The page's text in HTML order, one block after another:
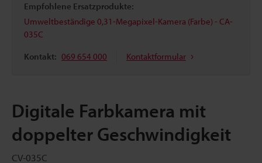
Empfohlene Ersatzprodukte:
Umweltbeständige 0,31-Megapixel-Kamera (Farbe) - CA-
035C
Kontakt: 069 654 000 Kontaktformular
Digitale Farbkamera mit
doppelter Geschwindigkeit
CV-035C